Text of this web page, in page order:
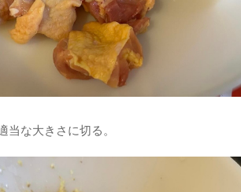
当な大きさに切る。